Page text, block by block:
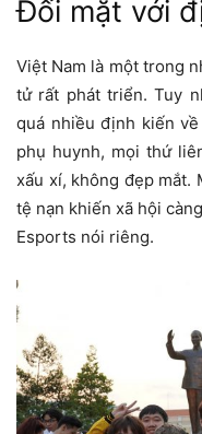
Đối mặt với
Việt Nam là một trong
tử rất phát triển. Tuy
quá nhiều định kiến
phụ huynh, mọi thứ
xấu xí, không đẹp mắt.
tệ nạn khiến xã hội
Esports nói riêng.